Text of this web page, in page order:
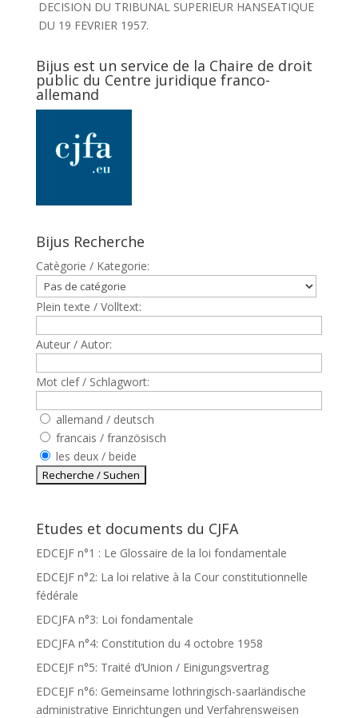
DECISION DU TRIBUNAL SUPERIEUR HANSEATIQUE
DU 19 FEVRIER 1957.
Bijus est un service de la Chaire de droit
public du Centre juridique franco-
allemand
Bijus Recherche
Catègorie / Kategorie:
Plein texte / Volltext:
Auteur / Autor:
Mot clef / Schlagwort:
allemand / deutsch
francais / französisch
les deux / beide
Etudes et documents du CJFA
EDCEJF n°1 : Le Glossaire de la loi fondamentale
EDCEJF n°2: La loi relative à la Cour constitutionnelle
fédérale
EDCJFA n°3: Loi fondamentale
EDCJFA n°4: Constitution du 4 octobre 1958
EDCEJF n°5: Traité d’Union / Einigungsvertrag
EDCEJF n°6: Gemeinsame lothringisch-saarländische
administrative Einrichtungen und Verfahrensweisen